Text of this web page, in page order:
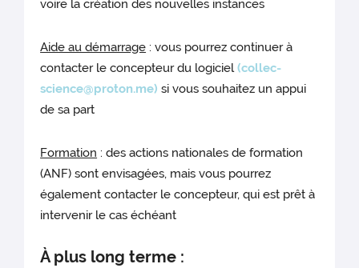
voire la création des nouvelles instances
Aide au démarrage : vous pourrez continuer à
contacter le concepteur du logiciel(collec-
science@proton.me) si vous souhaitez un appui
de sa part
Formation : des actions nationales de formation
(ANF) sont envisagées, mais vous pourrez
également contacter le concepteur, qui est prêt à
intervenir le cas échéant
À plus long terme :